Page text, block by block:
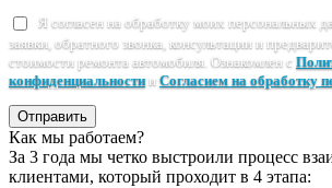
Я согласен на обработку моих персональных
заявки, обратного звонка, консультации и
стоимости ремонта автомобиля. Ознакомлен с
конфиденциальностии Согласием на обработку
Отправить
Как мы работаем?
За 3 года мы четко выстроили процесс
клиентами, который проходит в 4 этапа: